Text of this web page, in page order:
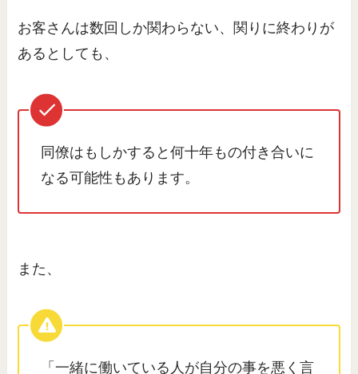
お客さんは数回しか関わらない、関りに終わりが
あるとしても、
同僚はもしかすると何十年もの付き合いに
なる可能性もあります。
また、
「一緒に働いている人が自分の事を悪く言